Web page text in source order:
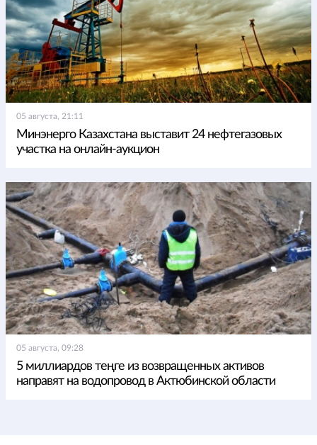
05 августа, 21:11
Минэнерго Казахстана выставит 24 нефтегазовых
участка на онлайн-аукцион
05 августа, 09:28
5 миллиардов теңге из возвращенных активов
направят на водопровод в Актюбинской области